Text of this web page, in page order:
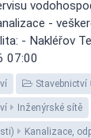
-
- Nakléřov
07:00
Stavebnictví
Inženýrské sítě
Kanalizace,